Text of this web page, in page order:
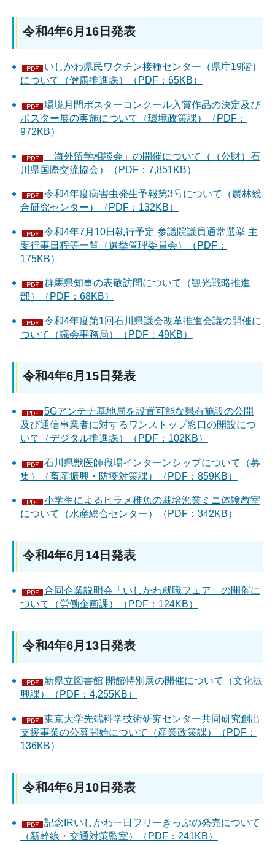
令和4年6月16日発表
いしかわ県民ワクチン接種センター（県庁19階）
について（健康推進課）（PDF：65KB）
環境月間ポスターコンクール入賞作品の決定及び
ポスター展の実施について（環境政策課）（PDF：
972KB）
「海外留学相談会」の開催について（（公財）石
川県国際交流協会）（PDF：7,851KB）
令和4年度病害虫発生予報第3号について（農林総
合研究センター）（PDF：132KB）
令和4年7月10日執行予定 参議院議員通常選挙 主
要行事日程等一覧（選挙管理委員会）（PDF：
175KB）
群馬県知事の表敬訪問について（観光戦略推進
部）（PDF：68KB）
令和4年度第1回石川県議会改革推進会議の開催に
ついて（議会事務局）（PDF：49KB）
令和4年6月15日発表
5Gアンテナ基地局を設置可能な県有施設の公開
及び通信事業者に対するワンストップ窓口の開設につ
いて（デジタル推進課）（PDF：102KB）
石川県獣医師職場インターンシップについて（募
集）（畜産振興・防疫対策課）（PDF：859KB）
小学生によるヒラメ稚魚の栽培漁業ミニ体験教室
について（水産総合センター）（PDF：342KB）
令和4年6月14日発表
合同企業説明会「いしかわ就職フェア」の開催に
ついて（労働企画課）（PDF：124KB）
令和4年6月13日発表
新県立図書館 開館特別展の開催について（文化振
興課）（PDF：4,255KB）
東京大学先端科学技術研究センター共同研究創出
支援事業の公募開始について（産業政策課）（PDF：
136KB）
令和4年6月10日発表
記念IRいしかわ一日フリーきっぷの発売について
（新幹線・交通対策監室）（PDF：241KB）